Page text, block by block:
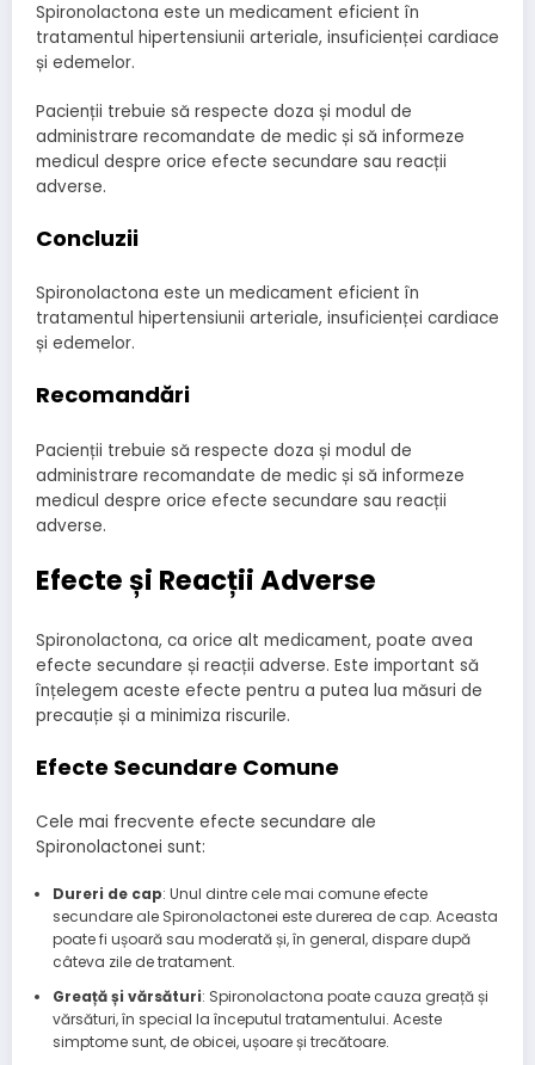
Spironolactona este un medicament eficient în
tratamentul hipertensiunii arteriale, insuficienței cardiace
și edemelor.
Pacienții trebuie să respecte doza și modul de
administrare recomandate de medic și să informeze
medicul despre orice efecte secundare sau reacții
adverse.
Concluzii
Spironolactona este un medicament eficient în
tratamentul hipertensiunii arteriale, insuficienței cardiace
și edemelor.
Recomandări
Pacienții trebuie să respecte doza și modul de
administrare recomandate de medic și să informeze
medicul despre orice efecte secundare sau reacții
adverse.
Efecte și Reacții Adverse
Spironolactona, ca orice alt medicament, poate avea
efecte secundare și reacții adverse. Este important să
înțelegem aceste efecte pentru a putea lua măsuri de
precauție și a minimiza riscurile.
Efecte Secundare Comune
Cele mai frecvente efecte secundare ale
Spironolactonei sunt:
Dureri de cap: Unul dintre cele mai comune efecte
secundare ale Spironolactonei este durerea de cap. Aceasta
poate fi ușoară sau moderată și, în general, dispare după
câteva zile de tratament.
Greață și vărsături: Spironolactona poate cauza greață și
vărsături, în special la începutul tratamentului. Aceste
simptome sunt, de obicei, ușoare și trecătoare.